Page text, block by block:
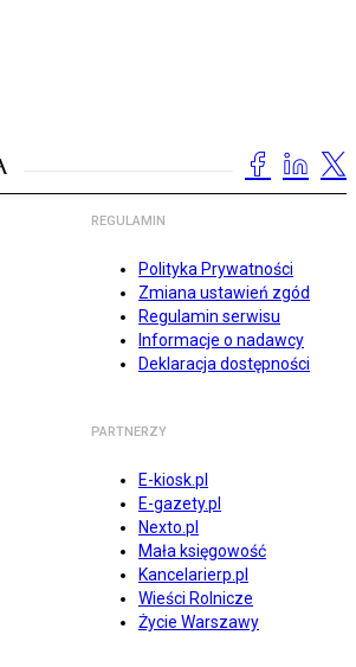
REGULAMIN
Polityka Prywatności
Zmiana ustawień zgód
Regulamin serwisu
Informacje o nadawcy
Deklaracja dostępności
PARTNERZY
E-kiosk.pl
E-gazety.pl
Nexto.pl
Mała księgowość
Kancelarierp.pl
Wieści Rolnicze
Życie Warszawy